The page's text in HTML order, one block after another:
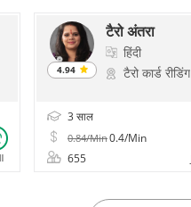
4.94
टैरो अंतरा
हिंदी
टैरो कार्ड रीडिंग
3 साल
0.84/Min0.4/Min
655